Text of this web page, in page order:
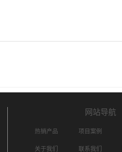
网站导航
热销产品 项目案例
关于我们 联系我们